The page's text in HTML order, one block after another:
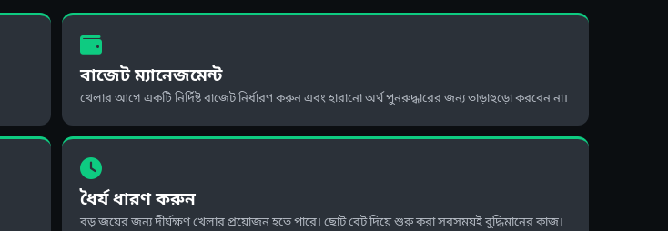
বাজেট ম্যানেজমেন্ট
খেলার আগে একটি নির্দিষ্ট বাজেট নির্ধারণ করুন এবং হারানো অর্থ পুনরুদ্ধারের জন্য তাড়াহুড়ো করবেন না।
ধৈর্য ধারণ করুন
বড় জয়ের জন্য দীর্ঘক্ষণ খেলার প্রয়োজন হতে পারে। ছোট বেট দিয়ে শুরু করা সবসময়ই বুদ্ধিমানের কাজ।